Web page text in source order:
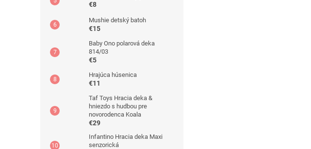
€8
Mushie detský batoh
€15
Baby Ono polarová deka
814/03
€5
Hrajúca húsenica
€11
Taf Toys Hracia deka &
hniezdo s hudbou pre
novorodenca Koala
€29
Infantino Hracia deka Maxi
senzorická